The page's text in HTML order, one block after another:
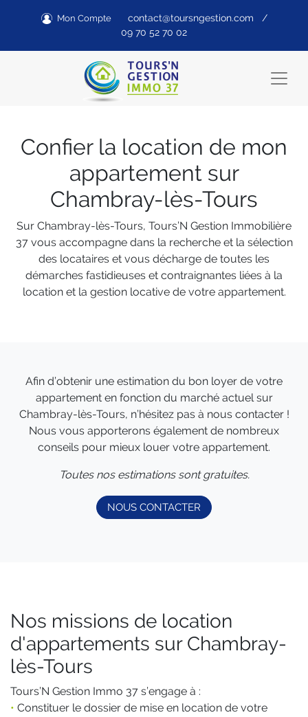
Mon Compte contact@toursngestion.com /
09 70 52 70 02
Confier la location de mon
appartement sur
Chambray-lès-Tours
Sur Chambray-lès-Tours, Tours’N Gestion Immobilière
37 vous accompagne dans la recherche et la sélection
des locataires et vous décharge de toutes les
démarches fastidieuses et contraignantes liées à la
location et la gestion locative de votre appartement.
Afin d’obtenir une estimation du bon loyer de votre
appartement en fonction du marché actuel sur
Chambray-lès-Tours, n’hésitez pas à nous contacter !
Nous vous apporterons également de nombreux
conseils pour mieux louer votre appartement.
Toutes nos estimations sont gratuites.
NOUS CONTACTER
Nos missions de location
d'appartements sur Chambray-
lès-Tours
Tours’N Gestion Immo 37 s’engage à :
• Constituer le dossier de mise en location de votre